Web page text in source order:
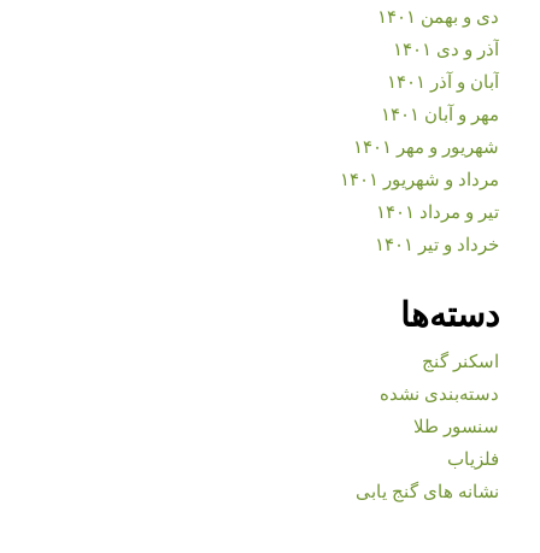
دی و بهمن ۱۴۰۱
آذر و دی ۱۴۰۱
آبان و آذر ۱۴۰۱
مهر و آبان ۱۴۰۱
شهریور و مهر ۱۴۰۱
مرداد و شهریور ۱۴۰۱
تیر و مرداد ۱۴۰۱
خرداد و تیر ۱۴۰۱
دسته‌ها
اسکنر گنج
دسته‌بندی نشده
سنسور طلا
فلزیاب
نشانه های گنج یابی